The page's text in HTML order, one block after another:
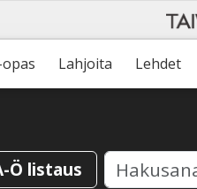
Lahjoita Lehdet
Ö listaus